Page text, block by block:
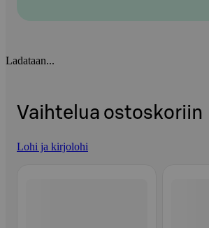
Ladataan...
Vaihtelua ostoskoriin
Lohi ja kirjolohi